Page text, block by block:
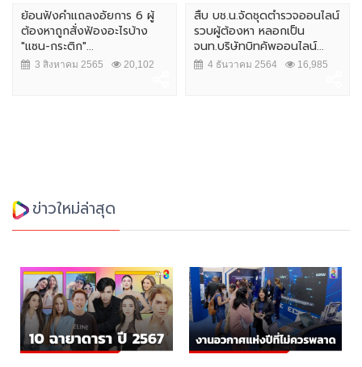
ย้อนฟังคำเเถลงอัยการ 6 ผู้
ต้องหาถูกสั่งฟ้องอะไรบ้าง
"แซน-กระติก"...
3 สิงหาคม 2565 20,102
สืบ บช.น.จัดชุดตำรวจออนไลน์
รวบผู้ต้องหา หลอกเป็น
จนท.บริษัทบิทคัพออนไลน์...
4 ธันวาคม 2564 16,985
ข่าวใหม่ล่าสุด